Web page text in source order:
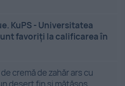
KuPS - Universitatea
favoriți la calificarea în
cremă de zahăr ars cu